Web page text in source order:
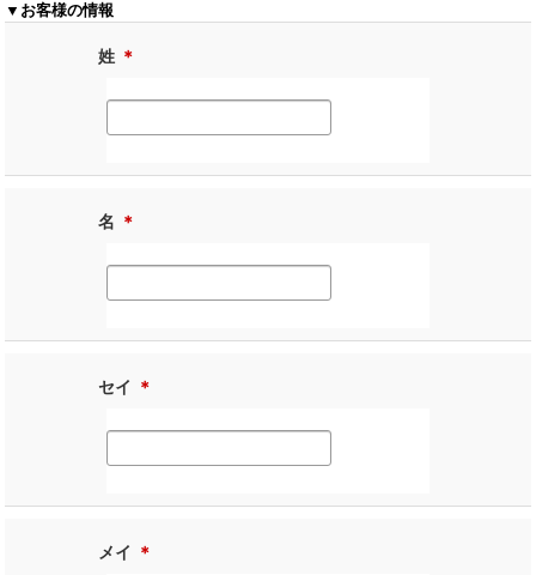
▼お客様の情報
姓 ＊
名 ＊
セイ ＊
メイ ＊